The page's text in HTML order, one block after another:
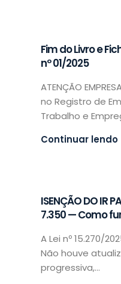
Fim do Livro e
nº 01/2025
ATENÇÃO
no Registro de
Trabalho e
Continuar lendo
ISENÇÃO DO IR
7.350 — Como
A Lei nº 15.270/
Não houve
progressiva,...